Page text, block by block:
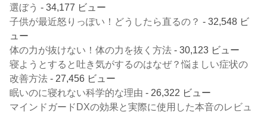
選ぼう - 34,177 ビュー
子供が最近怒りっぽい！どうしたら直るの？ - 32,548 ビ
ュー
体の力が抜けない！体の力を抜く方法 - 30,123 ビュー
寝ようとすると吐き気がするのはなぜ？悩ましい症状の
改善方法 - 27,456 ビュー
眠いのに寝れない科学的な理由 - 26,322 ビュー
マインドガードDXの効果と実際に使用した本音のレビュ